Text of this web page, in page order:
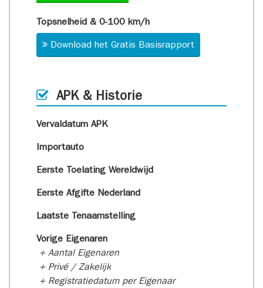
Topsnelheid & 0-100 km/h
Download het Gratis Basisrapport
APK & Historie
Vervaldatum APK
Importauto
Eerste Toelating Wereldwijd
Eerste Afgifte Nederland
Laatste Tenaamstelling
Vorige Eigenaren
+ Aantal Eigenaren
+ Privé / Zakelijk
+ Registratiedatum per Eigenaar